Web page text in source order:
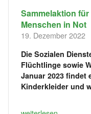
Sammelaktion
Menschen in Not
19. Dezember 2022
Die Sozialen
Flüchtlinge sowie
Januar 2023 findet
Kinderkleider und